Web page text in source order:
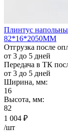
Плинтус
82*16*2050ММ
Отгрузка после
от 3 до 5 дней
Передача в ТК
от 3 до 5 дней
Ширина, мм:
16
Высота, мм:
82
1 004 ₽
/шт